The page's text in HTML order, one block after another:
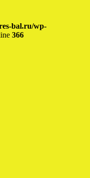
bal.ru/wp-
366